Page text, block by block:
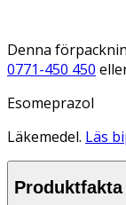
Denna
0771-450 450
Esomeprazol
Läkemedel. Läs
Produktfakta